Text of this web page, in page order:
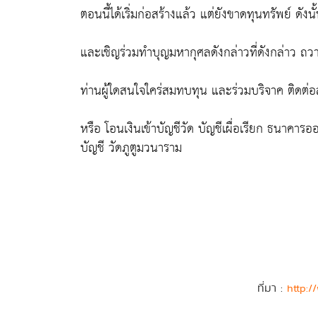
ตอนนี้ได้เริ่มก่อสร้างแล้ว แต่ยังขาดทุนทรัพย์ ดัง
และเชิญร่วมทำบุญมหากุศลดังกล่าวที่ดังกล่าว ถ
ท่านผู้ใดสนใจใคร่สมทบทุน และร่วมบริจาค ติดต่
หรือ โอนเงินเข้าบัญชีวัด บัญชีเผื่อเรียก ธนาคา
บัญชี วัดภูตูมวนาราม
ที่มา : http://